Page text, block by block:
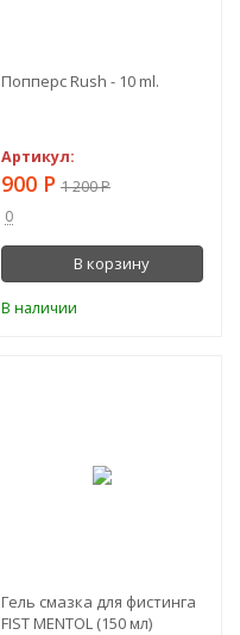
Попперс Rush - 10 ml.
Артикул:
900 Р 1 200Р
0
В корзину
В наличии
Гель смазка для фистинга
FIST MENTOL (150 мл)